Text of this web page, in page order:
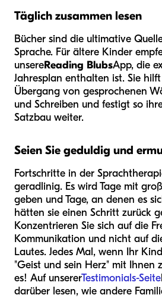
Täglich zusammen lesen
Bücher sind die ultimative
Sprache. Für ältere Kinder
unsereReading BlubsApp, die
Jahresplan enthalten ist. Sie
Übergang von gesprochenen
und Schreiben und festigt so
Satzbau weiter.
Seien Sie geduldig und
Fortschritte in der
geradlinig. Es wird Tage mit
geben und Tage, an denen es
hätten sie einen Schritt zurück
Konzentrieren Sie sich auf die
Kommunikation und nicht auf
Lautes. Jedes Mal, wenn Ihr
"Geist und sein Herz" mit Ihnen
es! Auf unsererTestimonials-Seite
darüber lesen, wie andere